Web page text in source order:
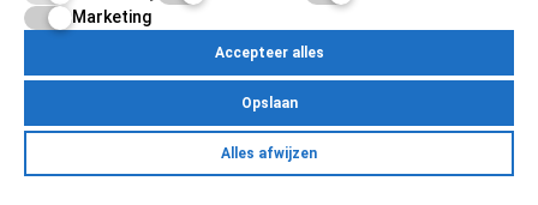
Retourneren
Inloggen bij account
Betaalmogelijkheden
SYM Fiddle 3
Over ons
Status bestelling
Mijnscooteronderdelen.nl
Egersundweg 11E
9723JM Groningen
ZelfserviceOver OnsContactKlantenservicePricacy PolicySite MapMijn account
Marketing
Accepteer alles
Opslaan
Alles afwijzen